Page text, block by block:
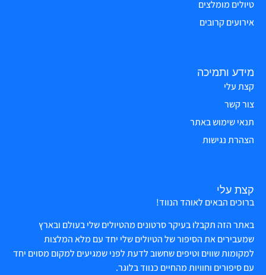
טיולים מומלצים
אירועים קרובים
מידע ותמיכה
קצת עלי
צור קשר
תנאי שימוש באתר
הצהרת נגישות
קצת עלי
ברוכים הבאים לאוהד הנווד!
באתר הזה תקבלו בעיקר סרטונים מהטיולים שלי בעולם ובארץ
שמעבירים את הסיפור של הטיולים שלי יחד עם מלא המלצות
למקומות שווים וטיפים שחשוב לדעת לפני שמגיעים למקום מסוים יחד
עם סיפורים וחוויות מהחיים כנווד בלוגר.